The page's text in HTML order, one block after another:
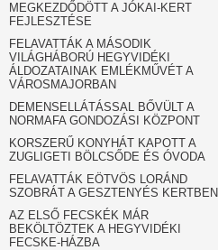
MEGKEZDŐDÖTT A JÓKAI-KERT
FEJLESZTÉSE
FELAVATTÁK A MÁSODIK
VILÁGHÁBORÚ HEGYVIDÉKI
ÁLDOZATAINAK EMLÉKMŰVÉT A
VÁROSMAJORBAN
DEMENSELLÁTÁSSAL BŐVÜLT A
NORMAFA GONDOZÁSI KÖZPONT
KORSZERŰ KONYHÁT KAPOTT A
ZUGLIGETI BÖLCSŐDE ÉS ÓVODA
FELAVATTÁK EÖTVÖS LORÁND
SZOBRÁT A GESZTENYÉS KERTBEN
AZ ELSŐ FECSKÉK MÁR
BEKÖLTÖZTEK A HEGYVIDÉKI
FECSKE-HÁZBA